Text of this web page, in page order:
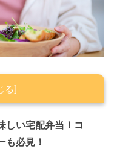
しい宅配弁当！コ
も必見！